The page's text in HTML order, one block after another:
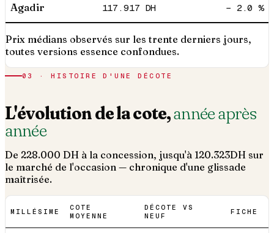
Agadir 117.917 DH − 2.0 %
Prix médians observés sur les trente derniers jours,
toutes versions essence confondues.
03 · HISTOIRE D'UNE DÉCOTE
L'évolution de la cote,année après
année
De 228.000 DH à la concession, jusqu'à 120.323DH sur
le marché de l'occasion — chronique d'une glissade
maîtrisée.
MILLÉSIME
COTE
MOYENNE
DÉCOTE VS
NEUF
FICHE